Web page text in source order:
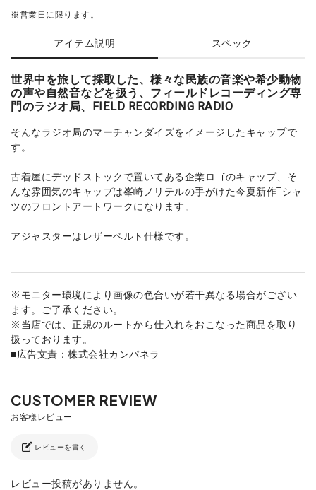
※営業日に限ります。
アイテム説明 スペック
世界中を旅して採取した、様々な民族の音楽や希少動物
の声や自然音などを扱う、フィールドレコーディング専
門のラジオ局、FIELD RECORDING RADIO
そんなラジオ局のマーチャンダイズをイメージしたキャップで
す。
古着屋にデッドストックで置いてある企業ロゴのキャップ、そ
んな雰囲気のキャップは峯崎ノリテルの手がけた今夏新作Tシャ
ツのフロントアートワークになります。
アジャスターはレザーベルト仕様です。
※モニター環境により画像の色合いが若干異なる場合がござい
ます。ご了承ください。
※当店では、正規のルートから仕入れをおこなった商品を取り
扱っております。
■広告文責：株式会社カンパネラ
レビューを書く
レビュー投稿がありません。